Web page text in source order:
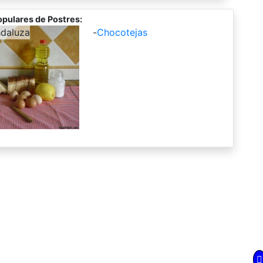
de Postres:
-Chocotejas